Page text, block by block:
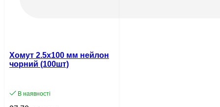
Хомут 2.5х100 мм нейлон
чорний (100шт)
В наявності